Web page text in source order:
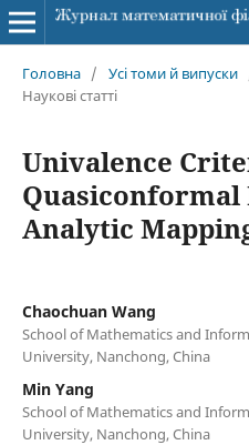
Головна / Усі томи й випуски
Наукові статті
Univalence
Quasiconformal
Analytic
Chaochuan Wang
School of Mathematics and
University, Nanchong, China
Min Yang
School of Mathematics and
University, Nanchong, China